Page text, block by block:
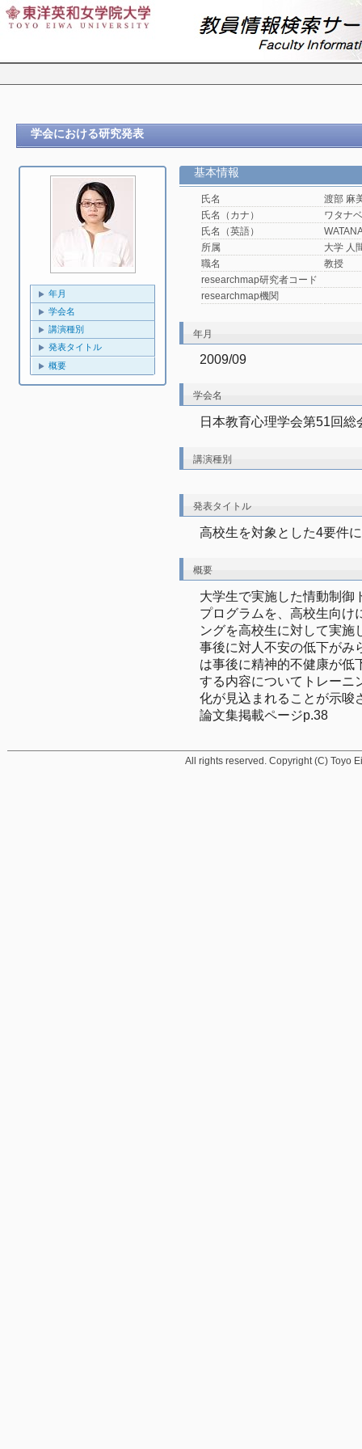
学会における研究発表
年月
学会名
講演種別
発表タイトル
概要
基本情報
氏名
渡部 麻
氏名（カナ）
ワタナ
氏名（英語）
所属
大学 人
職名
教授
researchmap研究者コード
researchmap機関
年月
2009/09
学会名
日本教育心理学会第51回総
講演種別
発表タイトル
高校生を対象とした4要件
概要
大学生で実施した情動制御
プログラムを、高校生向け
ングを高校生に対して実施
事後に対人不安の低下がみ
は事後に精神的不健康が低
する内容についてトレーニ
化が見込まれることが示唆
論文集掲載ページp.38